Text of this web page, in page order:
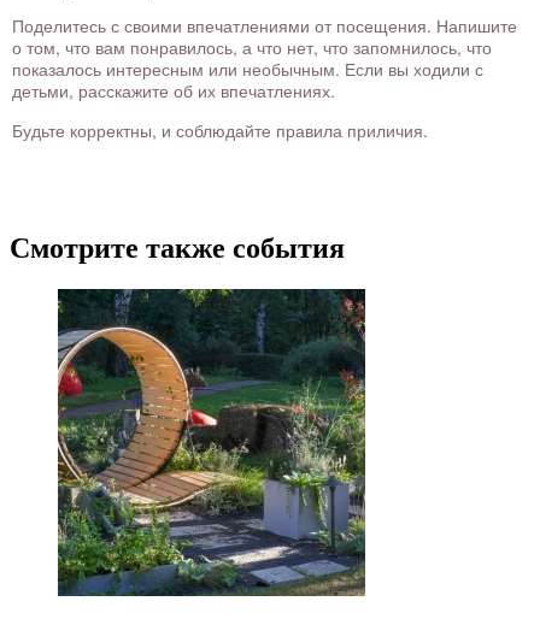
Поделитесь с своими впечатлениями от посещения. Напишите
о том, что вам понравилось, а что нет, что запомнилось, что
показалось интересным или необычным. Если вы ходили с
детьми, расскажите об их впечатлениях.
Будьте корректны, и соблюдайте правила приличия.
Смотрите также события